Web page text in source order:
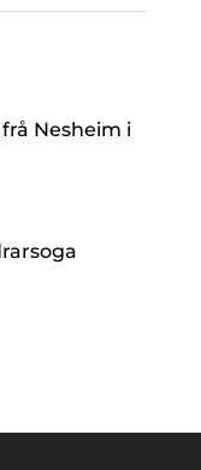
Nesheim i